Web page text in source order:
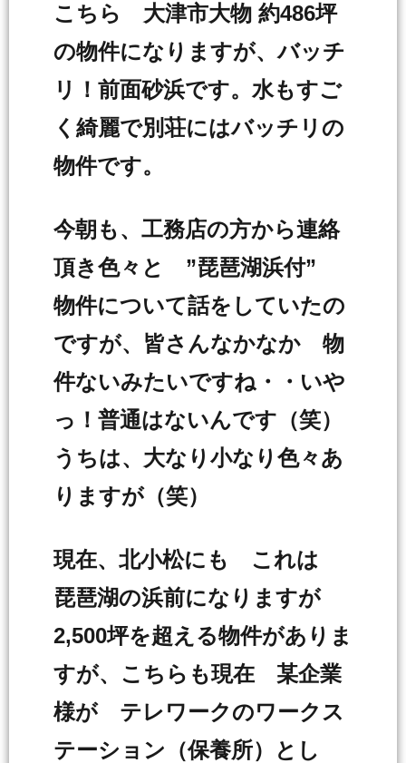
こちら 大津市大物 約486坪
の物件になりますが、バッチ
リ！前面砂浜です。水もすご
く綺麗で別荘にはバッチリの
物件です。
今朝も、工務店の方から連絡
頂き色々と ”琵琶湖浜付”
物件について話をしていたの
ですが、皆さんなかなか 物
件ないみたいですね・・いや
っ！普通はないんです（笑）
うちは、大なり小なり色々あ
りますが（笑）
現在、北小松にも これは
琵琶湖の浜前になりますが
2,500坪を超える物件がありま
すが、こちらも現在 某企業
様が テレワークのワークス
テーション（保養所）とし